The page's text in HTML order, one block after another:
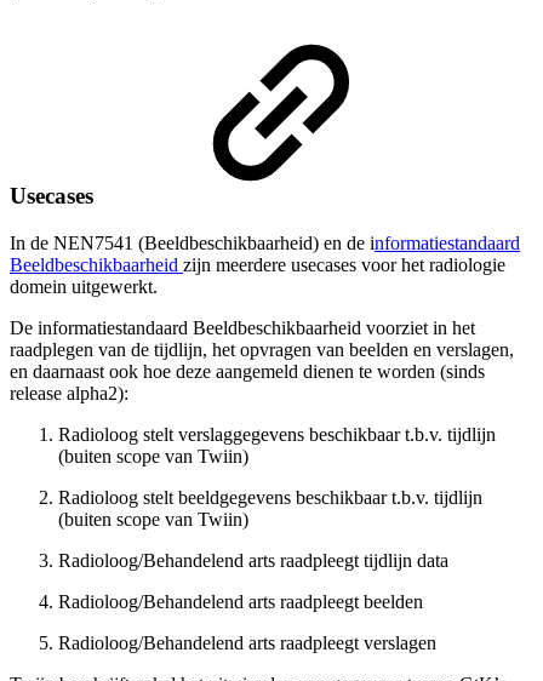
Usecases
In de NEN7541 (Beeldbeschikbaarheid) en de informatiestandaard
Beeldbeschikbaarheid zijn meerdere usecases voor het radiologie
domein uitgewerkt.
De informatiestandaard Beeldbeschikbaarheid voorziet in het
raadplegen van de tijdlijn, het opvragen van beelden en verslagen,
en daarnaast ook hoe deze aangemeld dienen te worden (sinds
release alpha2):
Radioloog stelt verslaggegevens beschikbaar t.b.v. tijdlijn
(buiten scope van Twiin)
Radioloog stelt beeldgegevens beschikbaar t.b.v. tijdlijn
(buiten scope van Twiin)
Radioloog/Behandelend arts raadpleegt tijdlijn data
Radioloog/Behandelend arts raadpleegt beelden
Radioloog/Behandelend arts raadpleegt verslagen